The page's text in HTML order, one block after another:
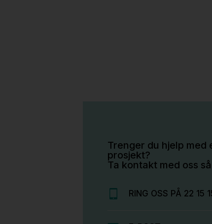
Trenger du hjelp med
prosjekt?
Ta kontakt med oss
RING OSS PÅ 22 15